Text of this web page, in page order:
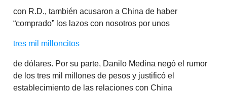
con R.D., también acusaron a China de haber
“comprado” los lazos con nosotros por unos
tres mil milloncitos
de dólares. Por su parte, Danilo Medina negó el rumor
de los tres mil millones de pesos y justificó el
establecimiento de las relaciones con China